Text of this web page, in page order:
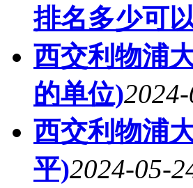
排名多少可
西交利物浦
的单位)
西交利物浦
平)2024-05-